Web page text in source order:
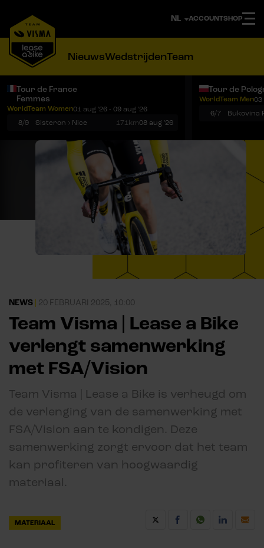
ACCOUNTSHOP
NieuwsWedstrijdenTeam
Tour de France
Femmes
WorldTeam Women01 aug '26 - 09 aug '26
8/9
Sisteron › Nice 171km08 aug '26
Tour de
WorldTeam Men03
6/7
NEWS 20 FEBRUARI 2025, 10:00
Team Visma | Lease a Bike
verlengt samenwerking
met FSA/Vision
Team Visma | Lease a Bike is verheugd om
de verlenging van de samenwerking met
FSA/Vision aan te kondigen. Deze
samenwerking zorgt ervoor dat het team
kan profiteren van hoogwaardig
materiaal.
MATERIAAL